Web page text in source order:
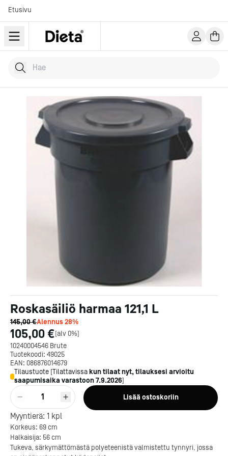
Etusivu
Hae tuotteita
Kirjoita hakusana...
Roskasäiliö harmaa 121,1 L
145,00 €Alennus28%
105,00 €[alv 0%]
10240004546 Brute
Tuotekoodi: 49025
EAN: 086876014679
Tilaustuote [Tilattavissa kun tilaat nyt, tilauksesi arvioitu
saapumisaika varastoon7.9.2026]
1 Lisää ostoskoriin
Myyntierä: 1 kpl
Korkeus: 69 cm
Halkaisija: 56 cm
Tukeva, särkymättömästä polyeteenistä valmistettu tynnyri, jossa
Kotipizza on vuonna 1987